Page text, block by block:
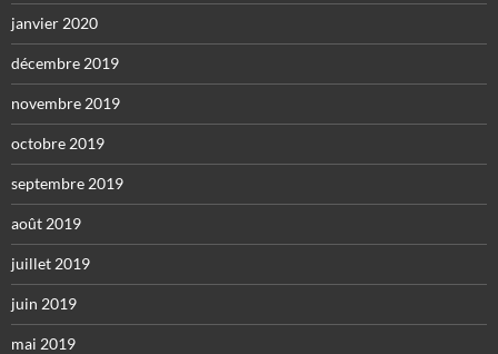
janvier 2020
décembre 2019
novembre 2019
octobre 2019
septembre 2019
août 2019
juillet 2019
juin 2019
mai 2019